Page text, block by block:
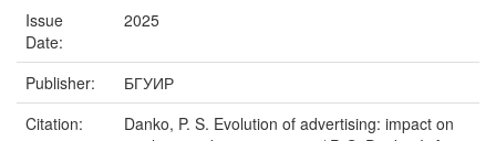
Issue
Date:
2025
Publisher:
БГУИР
Citation:
Danko, P. S. Evolution of advertising: impact on